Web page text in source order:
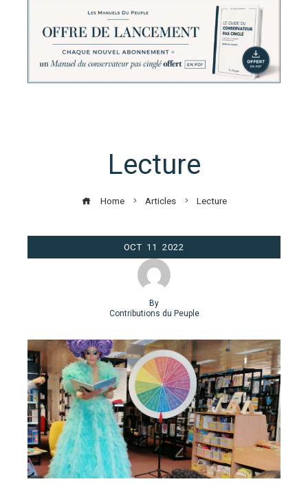
Lecture
Home Articles Lecture
OCT 11 2022
By
Contributions du Peuple